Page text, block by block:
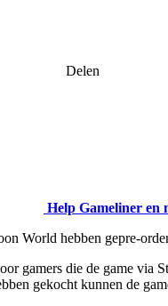
Delen
Help Gameliner en
World hebben gepre-
gamers die de game via
gekocht kunnen de